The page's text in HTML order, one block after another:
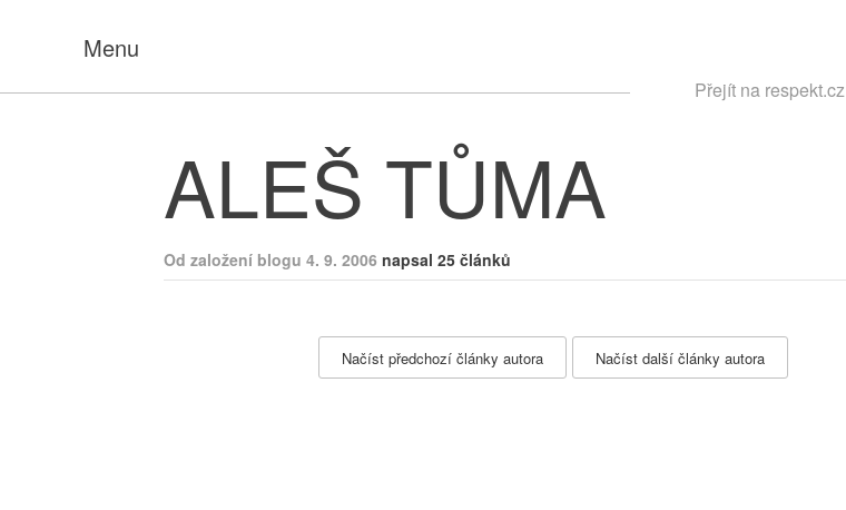
Menu
Přejít na respekt.cz
ALEŠ TŮMA
Od založení blogu 4. 9. 2006 napsal 25 článků
Načíst předchozí články autora Načíst další články autora